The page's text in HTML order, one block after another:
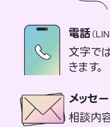
電話（
文字で
きます。
メッセ
相談内